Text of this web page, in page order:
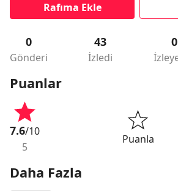
Rafıma Ekle
0
Gönderi
43
İzledi
0
Puanlar
7.6/10
5
Puanla
Daha Fazla